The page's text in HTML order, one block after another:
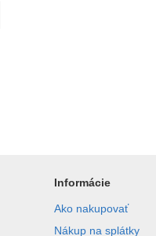
Informácie
Ako nakupovať
Nákup na splátky